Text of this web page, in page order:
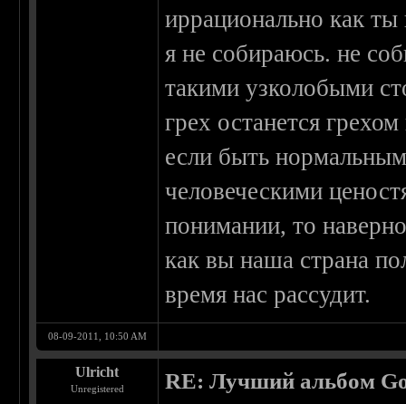
иррационально как
я не собираюсь. не
такими узколобыми
грех останется
если быть
человеческими
понимании, то
как вы наша страна
время нас рассудит.
08-09-2011, 10:50 AM
Ulricht
Unregistered RE: Лучший альбом